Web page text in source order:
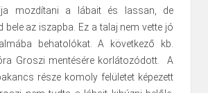
mozdítani a lábait és lassan, de
bele az iszapba. Ez a talaj nem vette jó
behatolókat. A következő kb.
Groszi mentésére korlátozódott. A
része komoly felületet képezett